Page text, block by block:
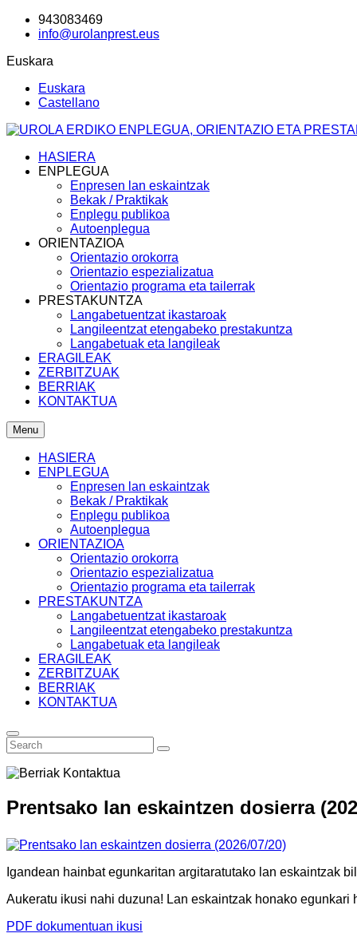
943083469
info@urolanprest.eus
Euskara
Euskara
Castellano
HASIERA
ENPLEGUA
Enpresen lan eskaintzak
Bekak / Praktikak
Enplegu publikoa
Autoenplegua
ORIENTAZIOA
Orientazio orokorra
Orientazio espezializatua
Orientazio programa eta tailerrak
PRESTAKUNTZA
Langabetuentzat ikastaroak
Langileentzat etengabeko prestakuntza
Langabetuak eta langileak
ERAGILEAK
ZERBITZUAK
BERRIAK
KONTAKTUA
Menu
HASIERA
ENPLEGUA
Enpresen lan eskaintzak
Bekak / Praktikak
Enplegu publikoa
Autoenplegua
ORIENTAZIOA
Orientazio orokorra
Orientazio espezializatua
Orientazio programa eta tailerrak
PRESTAKUNTZA
Langabetuentzat ikastaroak
Langileentzat etengabeko prestakuntza
Langabetuak eta langileak
ERAGILEAK
ZERBITZUAK
BERRIAK
KONTAKTUA
Prentsako lan eskaintzen dosierra
Igandean hainbat egunkaritan argitaratutako lan eskaintzak
Aukeratu ikusi nahi duzuna! Lan eskaintzak honako
PDF dokumentuan ikusi